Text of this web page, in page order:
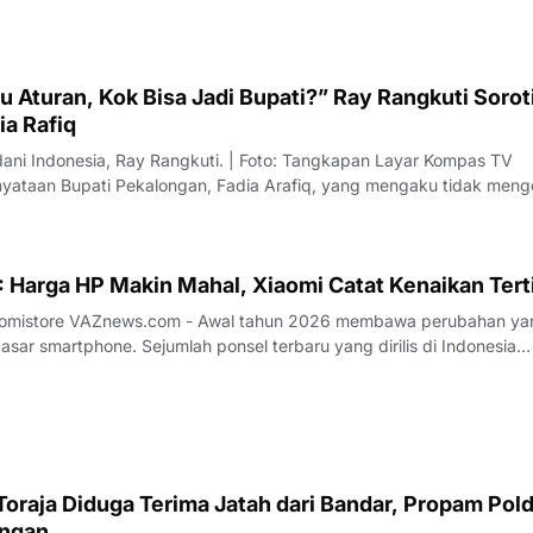
Aturan, Kok Bisa Jadi Bupati?” Ray Rangkuti
Rafiq
Indonesia, Ray Rangkuti. | Foto: Tangkapan Layar Kompas TV
Bupati Pekalongan, Fadia Arafiq, yang mengaku tidak
sorotan dari sejumlah pengamat politik. Salah satu kritik datang
Harga HP Makin Mahal, Xiaomi Catat Kenaikan
perubahan yang
smartphone. Sejumlah ponsel terbaru yang dirilis di Indonesia
harga dibandingkan generasi sebelumnya. Tren ini terjadi
Diduga Terima Jatah dari Bandar, Propam